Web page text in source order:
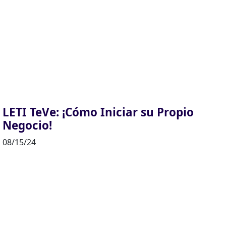
LETI TeVe: ¡Cómo Iniciar su Propio
Negocio!
08/15/24